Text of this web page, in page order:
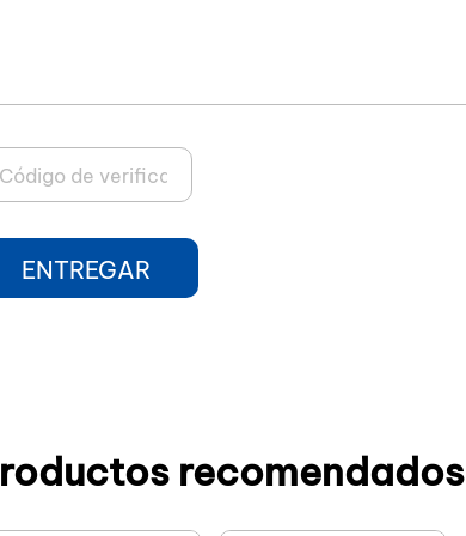
ENTREGAR
recomendados